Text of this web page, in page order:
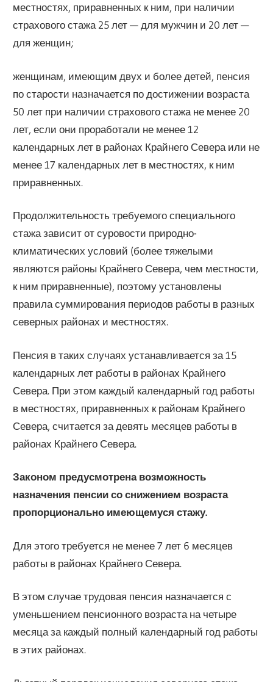
местностях, приравненных к ним, при наличии
страхового стажа 25 лет — для мужчин и 20 лет —
для женщин;
женщинам, имеющим двух и более детей, пенсия
по старости назначается по достижении возраста
50 лет при наличии страхового стажа не менее 20
лет, если они проработали не менее 12
календарных лет в районах Крайнего Севе­ра или не
менее 17 календарных лет в местностях, к ним
приравненных.
Продолжительность требуемого специального
стажа зависит от суровости природно-
климатических условий (более тяжелыми
являются районы Крайне­го Севера, чем местности,
к ним приравненные), поэтому установлены
правила суммирования периодов работы в разных
северных районах и местностях.
Пенсия в таких случаях устанавливается за 15
календарных лет работы в районах Край­него
Севера. При этом каждый календарный год работы
в местностях, приравнен­ных к районам Крайнего
Севера, считается за девять месяцев работы в
районах Крайнего Севера.
Законом предусмотрена возможность
назначения пенсии со снижением возрас­та
пропорционально имеющемуся стажу.
Для этого требуется не менее 7 лет 6 ме­сяцев
работы в районах Крайнего Севера.
В этом случае трудовая пенсия назна­чается с
уменьшением пенсионного возраста на четыре
месяца за каждый полный календарный год работы
в этих районах.